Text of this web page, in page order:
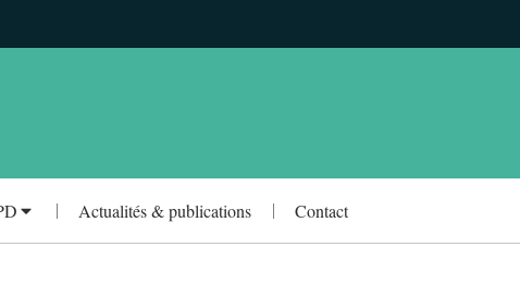
Actualités & publications Contact